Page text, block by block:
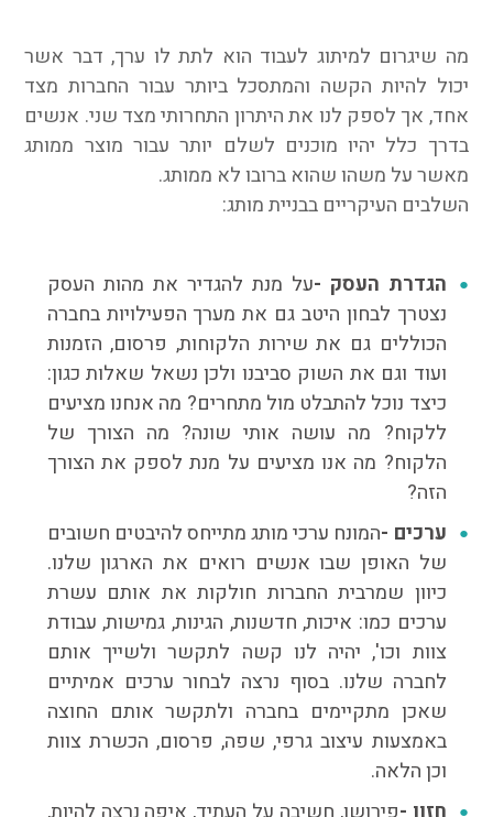
מה שיגרום למיתוג לעבוד הוא לתת לו ערך, דבר אשר
יכול להיות הקשה והמתסכל ביותר עבור החברות מצד
אחד, אך לספק לנו את היתרון התחרותי מצד שני. אנשים
בדרך כלל יהיו מוכנים לשלם יותר עבור מוצר ממותג
מאשר על משהו שהוא ברובו לא ממותג.
השלבים העיקריים בבניית מותג:
הגדרת העסק -על מנת להגדיר את מהות העסק
נצטרך לבחון היטב גם את מערך הפעילויות בחברה
הכוללים גם את שירות הלקוחות, פרסום, הזמנות
ועוד וגם את השוק סביבנו ולכן נשאל שאלות כגון:
כיצד נוכל להתבלט מול מתחרים? מה אנחנו מציעים
ללקוח? מה עושה אותי שונה? מה הצורך של
הלקוח? מה אנו מציעים על מנת לספק את הצורך
הזה?
ערכים -המונח ערכי מותג מתייחס להיבטים חשובים
של האופן שבו אנשים רואים את הארגון שלנו.
כיוון שמרבית החברות חולקות את אותם עשרת
ערכים כמו: איכות, חדשנות, הגינות, גמישות, עבודת
צוות וכו', יהיה לנו קשה לתקשר ולשייך אותם
לחברה שלנו. בסוף נרצה לבחור ערכים אמיתיים
שאכן מתקיימים בחברה ולתקשר אותם החוצה
באמצעות עיצוב גרפי, שפה, פרסום, הכשרת צוות
וכן הלאה.